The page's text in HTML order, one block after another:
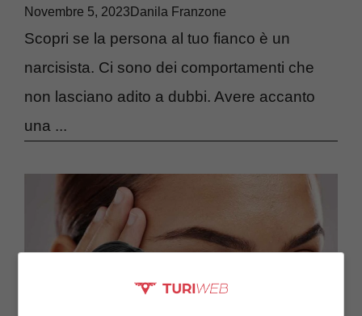
Novembre 5, 2023 Danila Franzone
Scopri se la persona al tuo fianco è un
narcisista. Ci sono dei comportamenti che
non lasciano adito a dubbi. Avere accanto
una ...